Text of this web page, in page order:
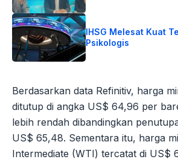
IHSG Melesat Kuat
Psikologis
Berdasarkan data Refinitiv, harga
ditutup di angka US$ 64,96 per
lebih rendah dibandingkan
US$ 65,48. Sementara itu, harga
Intermediate (WTI) tercatat di US$